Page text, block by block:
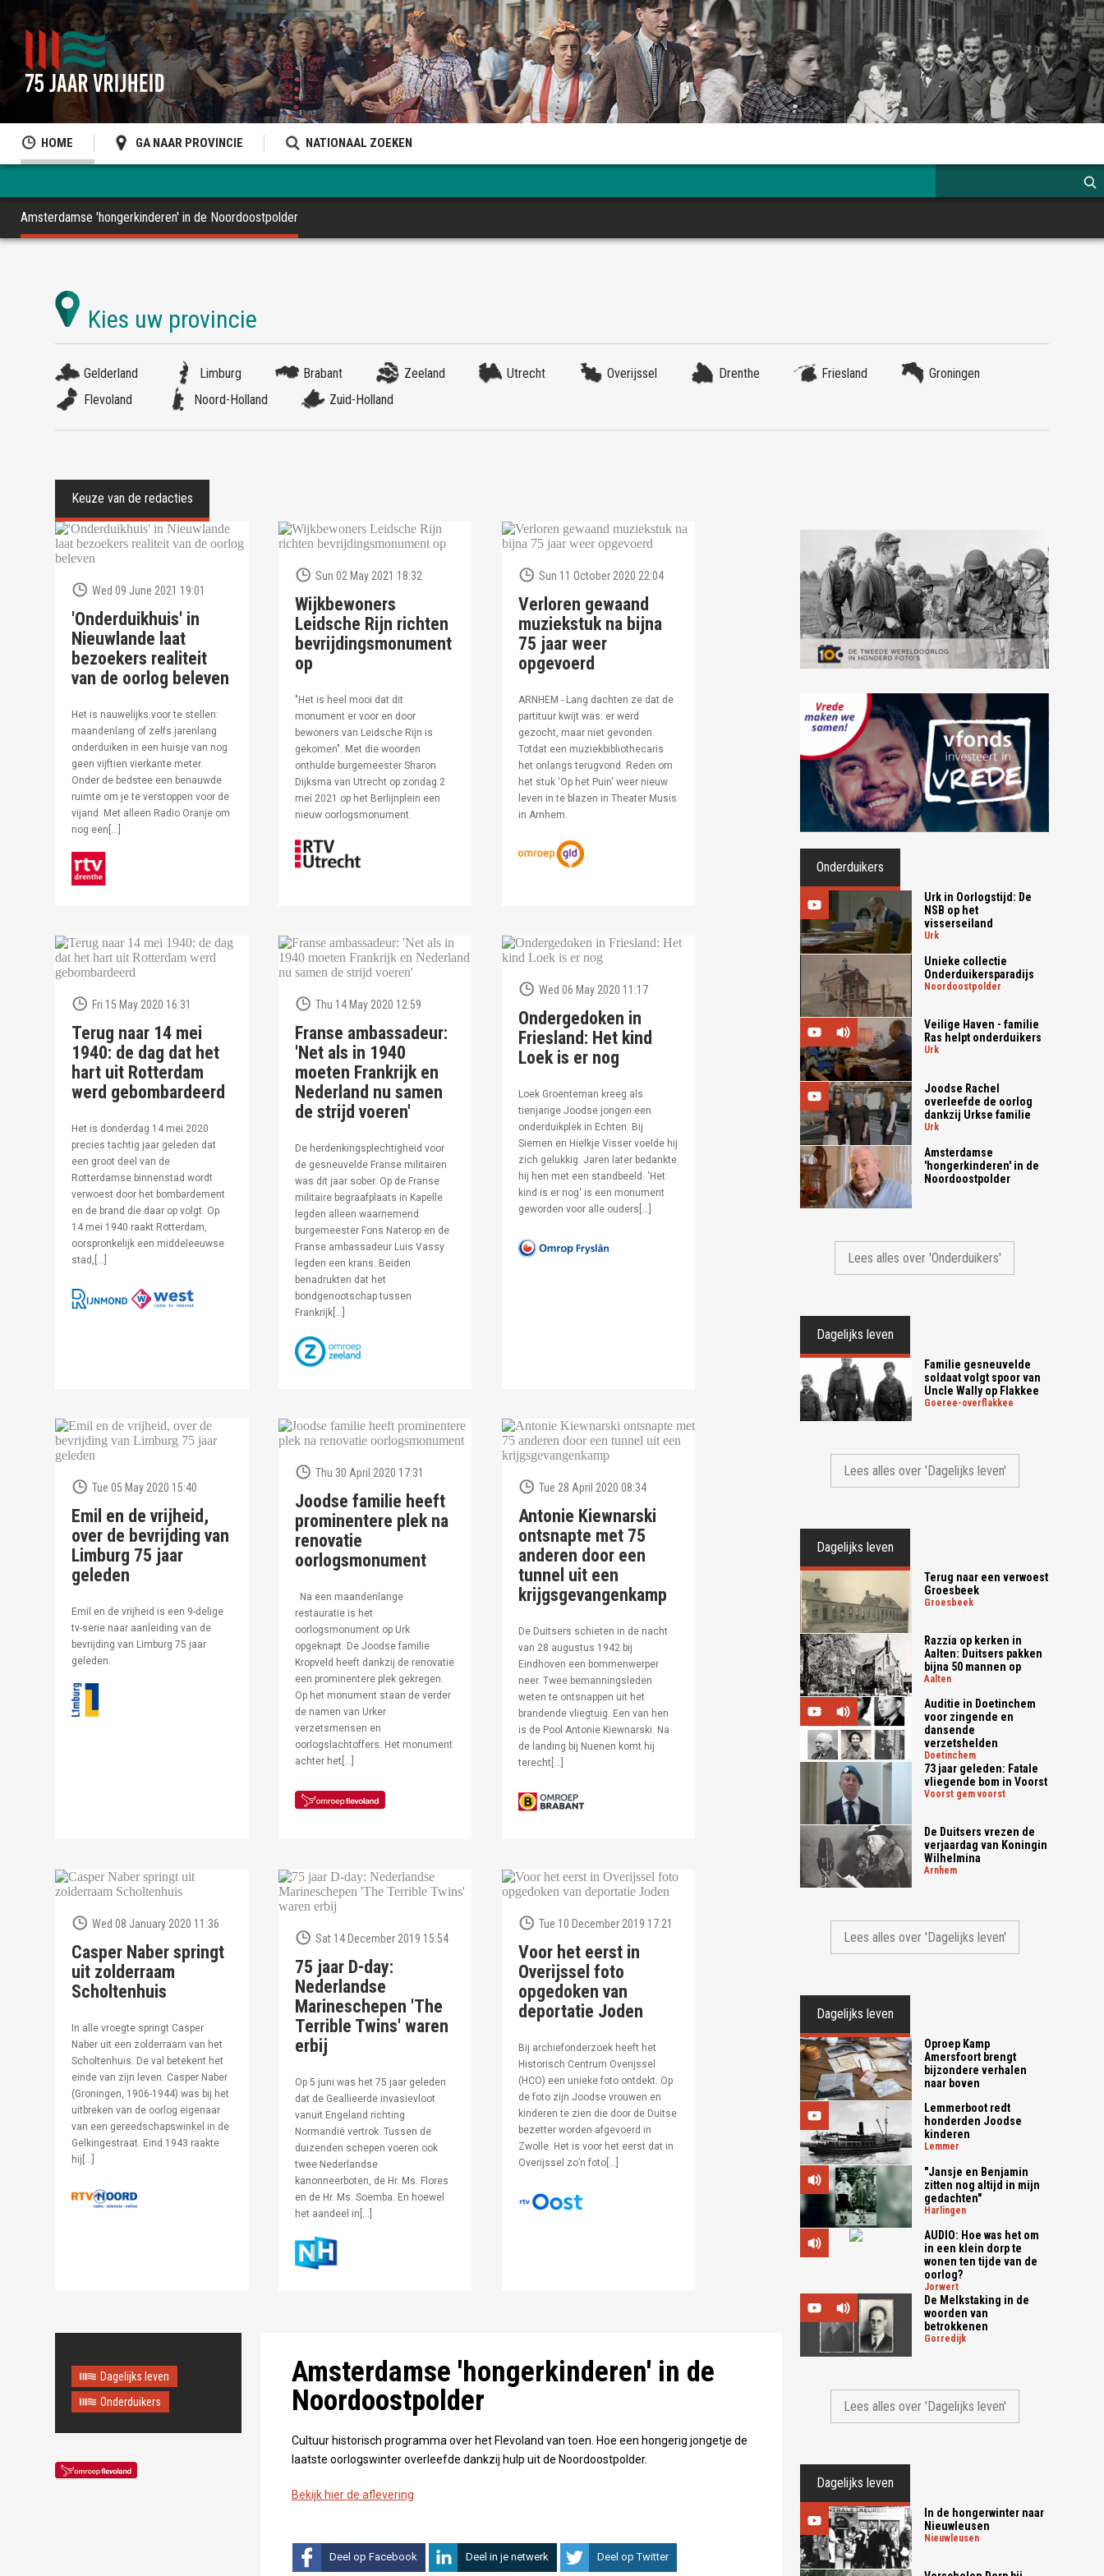
HOME GA NAAR PROVINCIE NATIONAAL ZOEKEN
Amsterdamse 'hongerkinderen' in de Noordoostpolder
Gelderland Limburg Brabant Zeeland Utrecht Overijssel Drenthe Friesland
Groningen
Flevoland
Noord-Holland Zuid-Holland
Wed 09 June 2021 19:01
'Onderduikhuis' in
Nieuwlande laat
bezoekers realiteit
van de oorlog beleven
Het is nauwelijks voor te stellen:
maandenlang of zelfs jarenlang
onderduiken in een huisje van nog
geen vijftien vierkante meter.
Onder de bedstee een benauwde
ruimte om je te verstoppen voor de
vijand. Met alleen Radio Oranje om
nog een[…]
Sun 02 May 2021 18:32
Wijkbewoners
Leidsche Rijn richten
bevrijdingsmonument
op
"Het is heel mooi dat dit
monument er voor en door
bewoners van Leidsche Rijn is
gekomen". Met die woorden
onthulde burgemeester Sharon
Dijksma van Utrecht op zondag 2
mei 2021 op het Berlijnplein een
nieuw oorlogsmonument.
Sun 11 October 2020 22:04
Verloren gewaand
muziekstuk na bijna
75 jaar weer
opgevoerd
ARNHEM - Lang dachten ze dat de
partituur kwijt was: er werd
gezocht, maar niet gevonden.
Totdat een muziekbibliothecaris
het onlangs terugvond. Reden om
het stuk 'Op het Puin' weer nieuw
leven in te blazen in Theater Musis
in Arnhem.
Fri 15 May 2020 16:31
Terug naar 14 mei
1940: de dag dat het
hart uit Rotterdam
werd gebombardeerd
Het is donderdag 14 mei 2020
precies tachtig jaar geleden dat
een groot deel van de
Rotterdamse binnenstad wordt
verwoest door het bombardement
en de brand die daar op volgt. Op
14 mei 1940 raakt Rotterdam,
oorspronkelijk een middeleeuwse
stad,[…]
Thu 14 May 2020 12:59
Franse ambassadeur:
'Net als in 1940
moeten Frankrijk en
Nederland nu samen
de strijd voeren'
De herdenkingsplechtigheid voor
de gesneuvelde Franse militairen
was dit jaar sober. Op de Franse
militaire begraafplaats in Kapelle
legden alleen waarnemend
burgemeester Fons Naterop en de
Franse ambassadeur Luis Vassy
legden een krans. Beiden
benadrukten dat het
bondgenootschap tussen
Frankrijk[…]
Wed 06 May 2020 11:17
Ondergedoken in
Friesland: Het kind
Loek is er nog
Loek Groenteman kreeg als
tienjarige Joodse jongen een
onderduikplek in Echten. Bij
Siemen en Hielkje Visser voelde hij
zich gelukkig. Jaren later bedankte
hij hen met een standbeeld. 'Het
kind is er nog' is een monument
geworden voor alle ouders[…]
Tue 05 May 2020 15:40
Emil en de vrijheid,
over de bevrijding van
Limburg 75 jaar
geleden
Emil en de vrijheid is een 9-delige
tv-serie naar aanleiding van de
bevrijding van Limburg 75 jaar
geleden.
Thu 30 April 2020 17:31
Joodse familie heeft
prominentere plek na
renovatie
oorlogsmonument
Na een maandenlange
restauratie is het
oorlogsmonument op Urk
opgeknapt. De Joodse familie
Kropveld heeft dankzij de renovatie
een prominentere plek gekregen.
Op het monument staan de verder
de namen van Urker
verzetsmensen en
oorlogslachtoffers. Het monument
achter het[…]
Tue 28 April 2020 08:34
Antonie Kiewnarski
ontsnapte met 75
anderen door een
tunnel uit een
krijgsgevangenkamp
De Duitsers schieten in de nacht
van 28 augustus 1942 bij
Eindhoven een bommenwerper
neer. Twee bemanningsleden
weten te ontsnappen uit het
brandende vliegtuig. Een van hen
is de Pool Antonie Kiewnarski. Na
de landing bij Nuenen komt hij
terecht[…]
Wed 08 January 2020 11:36
Casper Naber springt
uit zolderraam
Scholtenhuis
In alle vroegte springt Casper
Naber uit een zolderraam van het
Scholtenhuis. De val betekent het
einde van zijn leven. Casper Naber
(Groningen, 1906-1944) was bij het
uitbreken van de oorlog eigenaar
van een gereedschapswinkel in de
Gelkingestraat. Eind 1943 raakte
hij[…]
Sat 14 December 2019 15:54
75 jaar D-day:
Nederlandse
Marineschepen 'The
Terrible Twins' waren
erbij
Op 5 juni was het 75 jaar geleden
dat de Geallieerde invasievloot
vanuit Engeland richting
Normandië vertrok. Tussen de
duizenden schepen voeren ook
twee Nederlandse
kanonneerboten, de Hr. Ms. Flores
en de Hr. Ms. Soemba. En hoewel
het aandeel in[…]
Tue 10 December 2019 17:21
Voor het eerst in
Overijssel foto
opgedoken van
deportatie Joden
Bij archiefonderzoek heeft het
Historisch Centrum Overijssel
(HCO) een unieke foto ontdekt. Op
de foto zijn Joodse vrouwen en
kinderen te zien die door de Duitse
bezetter worden afgevoerd in
Zwolle. Het is voor het eerst dat in
Overijssel zo’n foto[…]
Dagelijks leven
Onderduikers
Amsterdamse 'hongerkinderen' in de
Noordoostpolder
Cultuur historisch programma over het Flevoland van toen. Hoe een hongerig jongetje de
laatste oorlogswinter overleefde dankzij hulp uit de Noordoostpolder.
Bekijk hier de aflevering
Deel op Facebook Deel in je netwerk Deel op Twitter
Onderduikers
Urk in Oorlogstijd: De
NSB op het
visserseiland
urk
Unieke collectie
Onderduikersparadijs
noordoostpolder
Veilige Haven - familie
Ras helpt onderduikers
urk
Joodse Rachel
overleefde de oorlog
dankzij Urkse familie
urk
Amsterdamse
'hongerkinderen' in de
Noordoostpolder
Lees alles over 'Onderduikers'
Dagelijks leven
Familie gesneuvelde
soldaat volgt spoor van
Uncle Wally op Flakkee
goeree-overflakkee
Lees alles over 'Dagelijks leven'
Dagelijks leven
Terug naar een verwoest
Groesbeek
groesbeek
Razzia op kerken in
Aalten: Duitsers pakken
bijna 50 mannen op
aalten
Auditie in Doetinchem
voor zingende en
dansende
verzetshelden
doetinchem
73 jaar geleden: Fatale
vliegende bom in Voorst
voorst gem voorst
De Duitsers vrezen de
verjaardag van Koningin
Wilhelmina
arnhem
Lees alles over 'Dagelijks leven'
Dagelijks leven
Oproep Kamp
Amersfoort brengt
bijzondere verhalen
naar boven
Lemmerboot redt
honderden Joodse
kinderen
lemmer
"Jansje en Benjamin
zitten nog altijd in mijn
gedachten"
harlingen
AUDIO: Hoe was het om
in een klein dorp te
wonen ten tijde van de
oorlog?
jorwert
De Melkstaking in de
woorden van
betrokkenen
gorredijk
Lees alles over 'Dagelijks leven'
Dagelijks leven
In de hongerwinter naar
Nieuwleusen
nieuwleusen